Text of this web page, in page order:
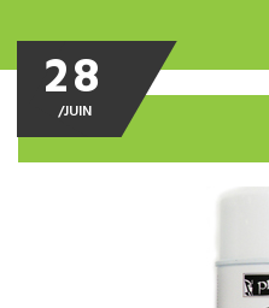
MENU
PRODUIT SANITAIRE.COM
28
/JUIN